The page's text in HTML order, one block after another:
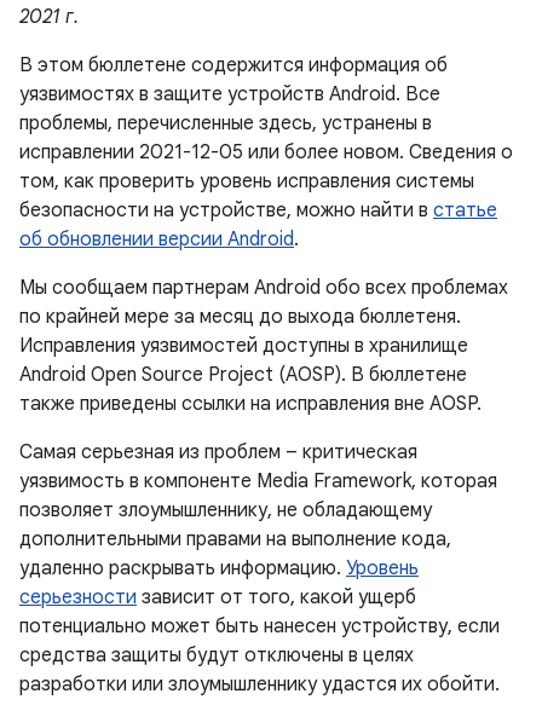
2021 г.
В этом бюллетене содержится информация об
уязвимостях в защите устройств Android. Все
проблемы, перечисленные здесь, устранены в
исправлении 2021-12-05 или более новом. Сведения о
том, как проверить уровень исправления системы
безопасности на устройстве, можно найти в статье
об обновлении версии Android.
Мы сообщаем партнерам Android обо всех проблемах
по крайней мере за месяц до выхода бюллетеня.
Исправления уязвимостей доступны в хранилище
Android Open Source Project (AOSP). В бюллетене
также приведены ссылки на исправления вне AOSP.
Самая серьезная из проблем – критическая
уязвимость в компоненте Media Framework, которая
позволяет злоумышленнику, не обладающему
дополнительными правами на выполнение кода,
удаленно раскрывать информацию. Уровень
серьезности зависит от того, какой ущерб
потенциально может быть нанесен устройству, если
средства защиты будут отключены в целях
разработки или злоумышленнику удастся их обойти.